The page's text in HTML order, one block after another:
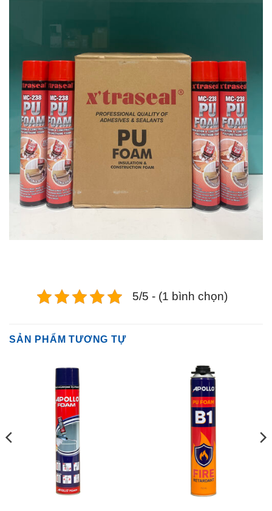
5/5 - (1 bình chọn)
SẢN PHẨM TƯƠNG TỰ